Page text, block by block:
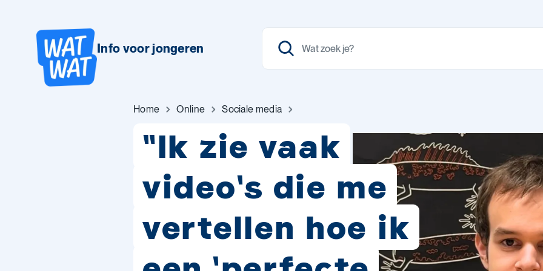
Info voor jongeren
Home Online Sociale media
"Ik zie vaak
video's die me
vertellen hoe ik